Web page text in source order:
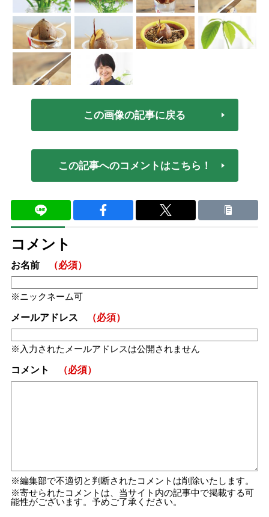
この画像の記事に戻る
この記事へのコメントはこちら！
コメント
お名前 （必須）
ニックネーム可
メールアドレス （必須）
入力されたメールアドレスは公開されません
コメント （必須）
編集部で不適切と判断されたコメントは削除いたします。
寄せられたコメントは、当サイト内の記事中で掲載する可
能性がございます。予めご了承ください。